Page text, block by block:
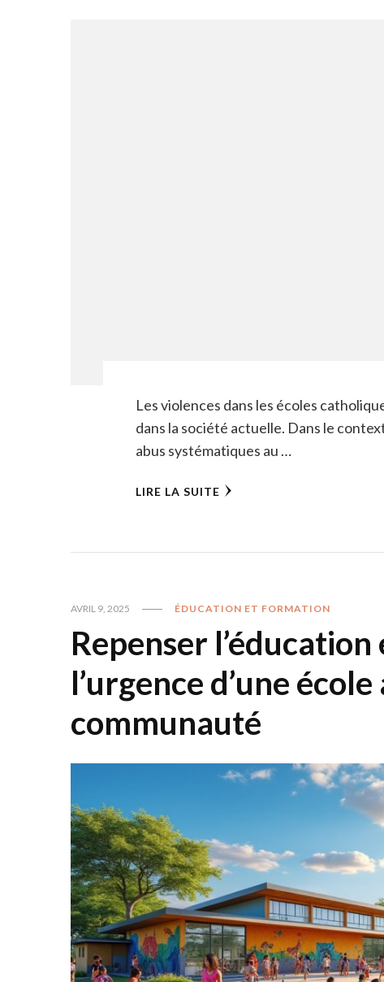
Les violences dans les écoles
dans la société actuelle. Dans le
abus systématiques au …
LIRE LA SUITE
AVRIL 9, 2025 ÉDUCATION ET FORMATION
Repenser
l’urgence d’une
communauté